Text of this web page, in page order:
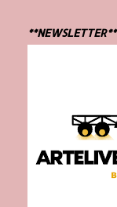
**NEWSLETTER**